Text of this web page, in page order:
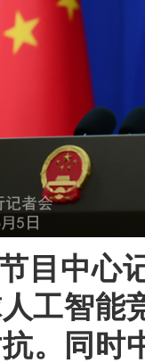
目中心
工智能
。同时